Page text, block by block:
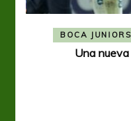
BOCA JUNIORS
Una